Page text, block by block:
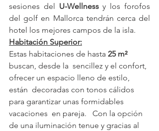
sesiones del U-Wellness y los forofos
del golf en Mallorca tendrán cerca del
hotel los mejores campos de la isla.
Habitación Superior:
Estas habitaciones de hasta 25 m²
buscan, desde la  sencillez y el confort,
ofrecer un espacio lleno de estilo,
están  decoradas con tonos cálidos
para garantizar unas formidables
vacaciones  en pareja.   Con la opción
de una iluminación tenue y gracias al